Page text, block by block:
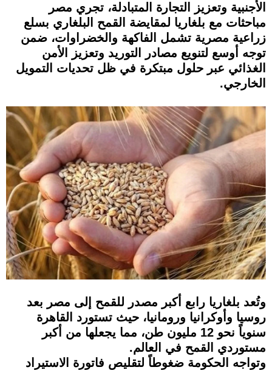
الأجنبية وتعزيز التجارة المتبادلة، تجري مصر
مباحثات مع بلغاريا لمقايضة القمح البلغاري بسلع
زراعية مصرية تشمل الفاكهة والخضراوات، ضمن
توجه أوسع لتنويع مصادر التوريد وتعزيز الأمن
الغذائي عبر حلول مبتكرة في ظل تحديات التمويل
الخارجي.
وتُعد بلغاريا رابع أكبر مصدر للقمح إلى مصر بعد
روسيا وأوكرانيا ورومانيا، حيث تستورد القاهرة
سنوياً نحو 12 مليون طن، مما يجعلها من أكبر
مستوردي القمح في العالم.
وتواجه الحكومة ضغوطاً لتقليص فاتورة الاستيراد